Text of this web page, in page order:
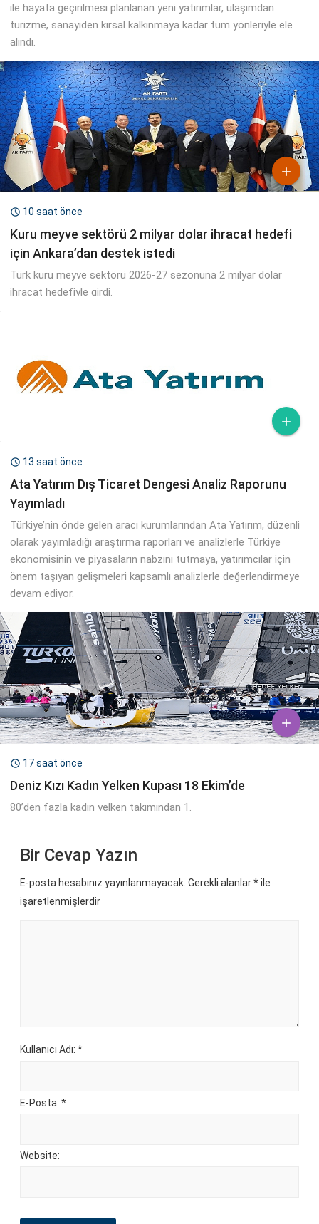
ile hayata geçirilmesi planlanan yeni yatırımlar, ulaşımdan
turizme, sanayiden kırsal kalkınmaya kadar tüm yönleriyle ele
alındı.

 10 saat önce
Kuru meyve sektörü 2 milyar dolar ihracat hedefi
için Ankara’dan destek istedi
Türk kuru meyve sektörü 2026-27 sezonuna 2 milyar dolar
ihracat hedefiyle girdi.

 13 saat önce
Ata Yatırım Dış Ticaret Dengesi Analiz Raporunu
Yayımladı
Türkiye’nin önde gelen aracı kurumlarından Ata Yatırım, düzenli
olarak yayımladığı araştırma raporları ve analizlerle Türkiye
ekonomisinin ve piyasaların nabzını tutmaya, yatırımcılar için
önem taşıyan gelişmeleri kapsamlı analizlerle değerlendirmeye
devam ediyor.

 17 saat önce
Deniz Kızı Kadın Yelken Kupası 18 Ekim’de
80’den fazla kadın yelken takımından 1.
Bir Cevap Yazın
E-posta hesabınız yayınlanmayacak. Gerekli alanlar*ile
işaretlenmişlerdir
Kullanıcı Adı: *
E-Posta: *
Website: